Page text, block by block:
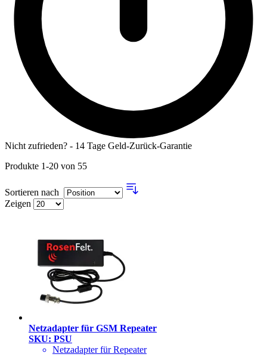
Nicht zufrieden? - 14 Tage Geld-Zurück-Garantie
Produkte 1-20 von 55
Sortieren nach
Zeigen
Netzadapter für GSM Repeater
SKU: PSU
Netzadapter für Repeater